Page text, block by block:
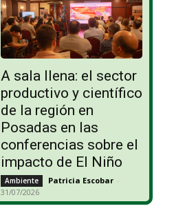
A sala llena: el sector
productivo y científico
de la región en
Posadas en las
conferencias sobre el
impacto de El Niño
Ambiente Patricia Escobar -
31/07/2026